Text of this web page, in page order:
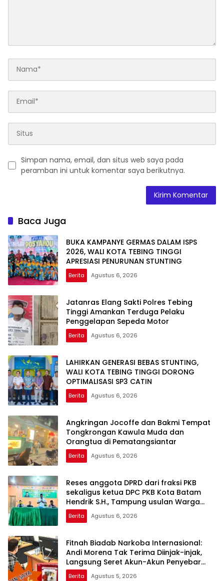
Simpan nama, email, dan situs web saya pada
peramban ini untuk komentar saya berikutnya.
Baca Juga
BUKA KAMPANYE GERMAS DALAM ISPS
2026, WALI KOTA TEBING TINGGI
APRESIASI PENURUNAN STUNTING
Berita Agustus 6, 2026
Jatanras Elang Sakti Polres Tebing
Tinggi Amankan Terduga Pelaku
Penggelapan Sepeda Motor
Berita Agustus 6, 2026
LAHIRKAN GENERASI BEBAS STUNTING,
WALI KOTA TEBING TINGGI DORONG
OPTIMALISASI SP3 CATIN
Berita Agustus 6, 2026
Angkringan Jocoffe dan Bakmi Tempat
Tongkrongan Kawula Muda dan
Orangtua di Pematangsiantar
Berita Agustus 6, 2026
Reses anggota DPRD dari fraksi PKB
sekaligus ketua DPC PKB Kota Batam
Hendrik S.H., Tampung usulan Warga
Patam Indah Minta Jalan, Ambulans, dan
Sarana Olahraga
Berita Agustus 6, 2026
Fitnah Biadab Narkoba Internasional:
Andi Morena Tak Terima Diinjak-injak,
Langsung Seret Akun-Akun Penyebar
Hoaks ke Polda Kepri!
Berita Agustus 5, 2026